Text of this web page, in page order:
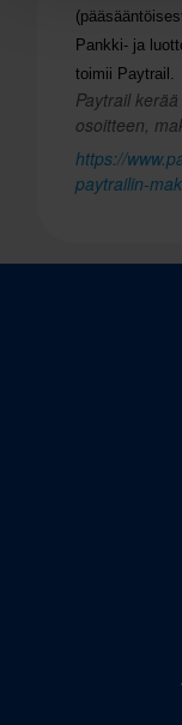
Pankki- ja
toimii Paytrail.
Paytrail
osoitteen,
https://
paytrailin-